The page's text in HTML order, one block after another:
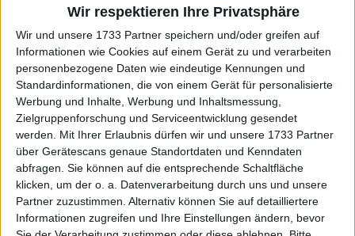
Wir respektieren Ihre Privatsphäre
Wir und unsere 1733 Partner speichern und/oder greifen auf
Informationen wie Cookies auf einem Gerät zu und verarbeiten
personenbezogene Daten wie eindeutige Kennungen und
Standardinformationen, die von einem Gerät für personalisierte
Werbung und Inhalte, Werbung und Inhaltsmessung,
Zielgruppenforschung und Serviceentwicklung gesendet
werden.
Mit Ihrer Erlaubnis dürfen wir und unsere 1733 Partner
über Gerätescans genaue Standortdaten und Kenndaten
abfragen. Sie können auf die entsprechende Schaltfläche
klicken, um der o. a. Datenverarbeitung durch uns und unsere
Partner zuzustimmen. Alternativ können Sie auf detailliertere
Informationen zugreifen und Ihre Einstellungen ändern, bevor
schaffen, insbesondere für mehr Spielerinnen, die
Mütter wurden.
US Open Tennis
@usopen · Follow
Victoria Azarenka came to New York in
August and jumpstarted her career.
Congratulations on winning the @WTA
Comeback Player of the Year!